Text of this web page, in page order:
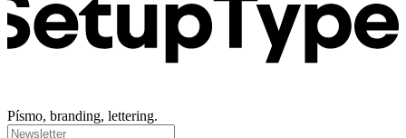
Písmo, branding, lettering.